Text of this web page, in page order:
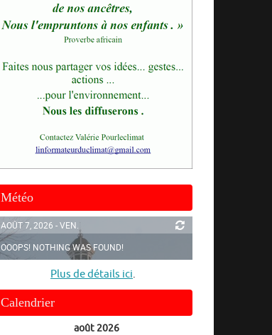
Météo
AOÛT 7, 2026 - VEN.
OOOPS! NOTHING WAS FOUND!
Plus de détails ici.
Calendrier
août 2026